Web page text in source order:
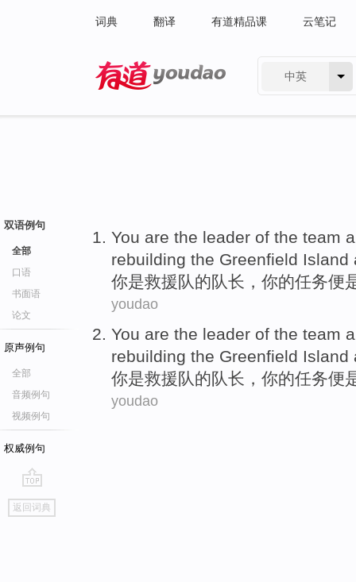
词典 翻译 有道精品课 云笔记
中英
双语例句
全部
口语
书面语
论文
原声例句
全部
音频例句
视频例句
权威例句
go
top
返回词典
You are the leader of the team
rebuilding the Greenfield Island
你是救援队的队长 ，你的任务便
youdao
You are the leader of the team
rebuilding the Greenfield Island
你是救援队的队长 ，你的任务便
youdao